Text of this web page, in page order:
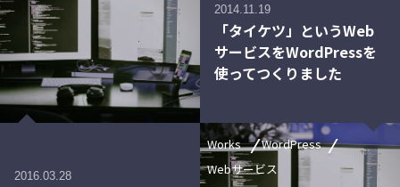
2016.03.28
Works
WordPress
Webサービス
2014.11.19
「タイケツ」というWeb
サービスをWordPressを
使ってつくりました